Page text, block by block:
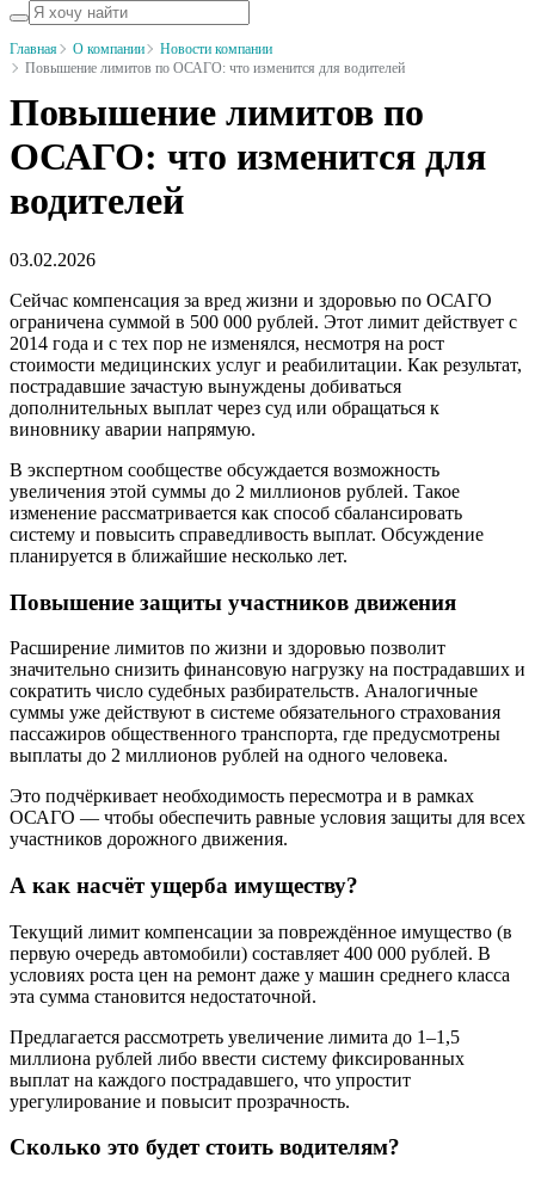
Главная О компании
Новости компании
Повышение лимитов по ОСАГО: что изменится для водителей
Повышение лимитов по
ОСАГО: что изменится для
водителей
03.02.2026
Сейчас компенсация за вред жизни и здоровью по ОСАГО
ограничена суммой в 500 000 рублей. Этот лимит действует с
2014 года и с тех пор не изменялся, несмотря на рост
стоимости медицинских услуг и реабилитации. Как результат,
пострадавшие зачастую вынуждены добиваться
дополнительных выплат через суд или обращаться к
виновнику аварии напрямую.
В экспертном сообществе обсуждается возможность
увеличения этой суммы до 2 миллионов рублей. Такое
изменение рассматривается как способ сбалансировать
систему и повысить справедливость выплат. Обсуждение
планируется в ближайшие несколько лет.
Повышение защиты участников движения
Расширение лимитов по жизни и здоровью позволит
значительно снизить финансовую нагрузку на пострадавших и
сократить число судебных разбирательств. Аналогичные
суммы уже действуют в системе обязательного страхования
пассажиров общественного транспорта, где предусмотрены
выплаты до 2 миллионов рублей на одного человека.
Это подчёркивает необходимость пересмотра и в рамках
ОСАГО — чтобы обеспечить равные условия защиты для всех
участников дорожного движения.
А как насчёт ущерба имуществу?
Текущий лимит компенсации за повреждённое имущество (в
первую очередь автомобили) составляет 400 000 рублей. В
условиях роста цен на ремонт даже у машин среднего класса
эта сумма становится недостаточной.
Предлагается рассмотреть увеличение лимита до 1–1,5
миллиона рублей либо ввести систему фиксированных
выплат на каждого пострадавшего, что упростит
урегулирование и повысит прозрачность.
Сколько это будет стоить водителям?